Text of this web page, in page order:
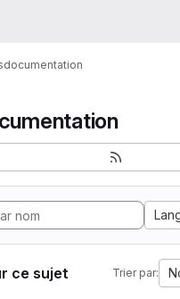
documentation
ce sujet Trier par: